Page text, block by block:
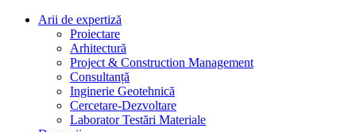
Arii de expertiză
Proiectare
Arhitectură
Project & Construction Management
Consultanță
Inginerie Geotehnică
Cercetare-Dezvoltare
Laborator Testări Materiale